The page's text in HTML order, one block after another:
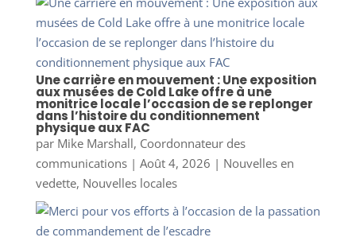
Une carrière en mouvement : Une exposition
aux musées de Cold Lake offre à une
monitrice locale l’occasion de se replonger
dans l’histoire du conditionnement
physique aux FAC
par Mike Marshall, Coordonnateur des
communications| Août 4, 2026 | Nouvelles en
vedette, Nouvelles locales